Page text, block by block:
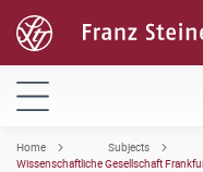
Home Subjects
Wissenschaftliche Gesellschaft